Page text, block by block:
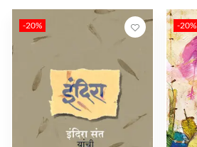
-20% -20%